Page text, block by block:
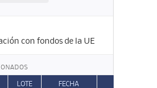
con fondos de la UE
LOTE FECHA